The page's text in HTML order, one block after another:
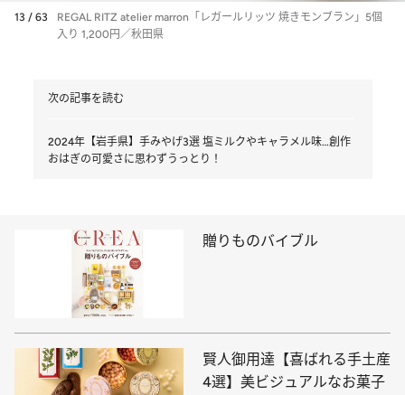
13 / 63
REGAL RITZ atelier marron「レガールリッツ 焼きモンブラン」5個
入り 1,200円／秋田県
次の記事を読む
2024年【岩手県】手みやげ3選 塩ミルクやキャラメル味…創作
おはぎの可愛さに思わずうっとり！
贈りものバイブル
賢人御用達【喜ばれる手土産
4選】美ビジュアルなお菓子